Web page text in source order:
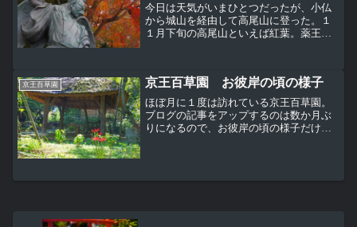
今日は天気がいまひとつだったが、小仏
から城山を経由して高尾山に登った。１
１月下旬の高尾山といえば紅葉。薬王院
はいま紅葉が見頃。浄心門...
京王百草園 京王百草園 お彼岸の頃の様子
ほぼ月に１度は訪れている京王百草園。
ブログの記事をアップするのは数か月ぶ
りになるので、お彼岸の頃の様子だけど
お気に入り心字池の回りで...